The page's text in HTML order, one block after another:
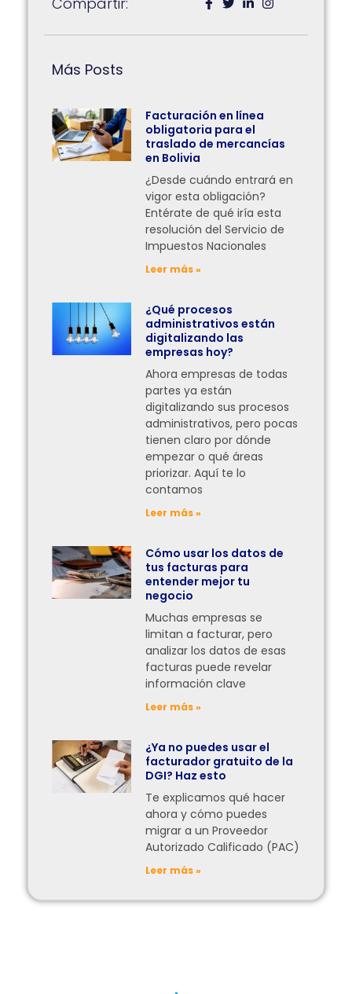
Más Posts
Facturación en línea
obligatoria para el
traslado de mercancías
en Bolivia
¿Desde cuándo entrará en
vigor esta obligación?
Entérate de qué iría esta
resolución del Servicio de
Impuestos Nacionales
Leer más »
¿Qué procesos
administrativos están
digitalizando las
empresas hoy?
Ahora empresas de todas
partes ya están
digitalizando sus procesos
administrativos, pero pocas
tienen claro por dónde
empezar o qué áreas
priorizar. Aquí te lo
contamos
Leer más »
Cómo usar los datos de
tus facturas para
entender mejor tu
negocio
Muchas empresas se
limitan a facturar, pero
analizar los datos de esas
facturas puede revelar
información clave
Leer más »
¿Ya no puedes usar el
facturador gratuito de la
DGI? Haz esto
Te explicamos qué hacer
ahora y cómo puedes
migrar a un Proveedor
Autorizado Calificado (PAC)
Leer más »